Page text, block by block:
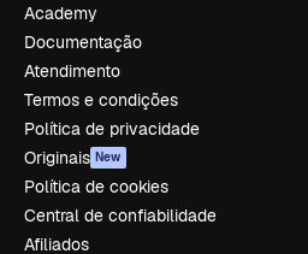
Academy
Documentação
Atendimento
Termos e condições
Política de privacidade
Originais New
Política de cookies
Central de confiabilidade
Afiliados